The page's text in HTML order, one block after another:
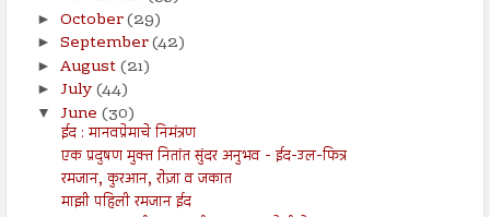
► October(29)
► September(42)
► August(21)
► July(44)
▼ June (30)
ईद : मानवप्रेमाचे निमंत्रण
एक प्रदुषण मुक्त नितांत सुंदर अनुभव - ईद-उल-फित्र
रमजान, कुरआन, रोज़ा व जकात
माझी पहिली रमजान ईद